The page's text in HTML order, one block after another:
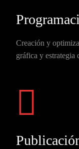
Creación y
gráfica y estrategia